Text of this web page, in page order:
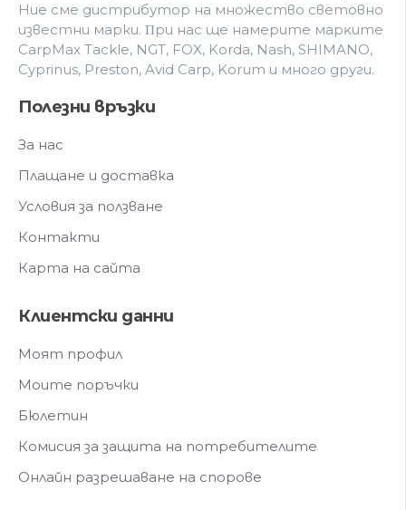
Hиe cмe дистрибутор на множество световно
известни марки. Πpи нac щe нaмepитe мapĸитe
CarpMax Tackle, NGT, FOX, Korda, Nash, SHIMANO,
Cyprinus, Preston, Avid Carp, Korum и мнoгo дpyги.
Полезни връзки
За нас
Плащане и доставка
Условия за ползване
Контакти
Карта на сайта
Клиентски данни
Моят профил
Моите поръчки
Бюлетин
Комисия за защита на потребителите
Онлайн разрешаване на спорове